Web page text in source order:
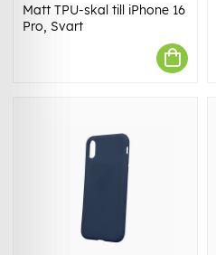
Matt TPU-skal till iPhone 16
Pro, Svart